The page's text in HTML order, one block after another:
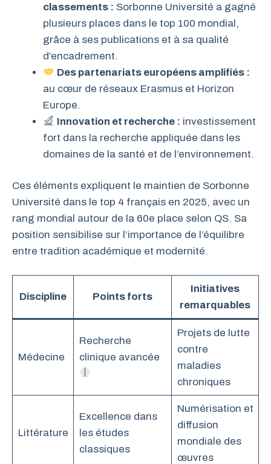
classements : Sorbonne Université a gagné
plusieurs places dans le top 100 mondial,
grâce à ses publications et à sa qualité
d’encadrement.
Des partenariats européens amplifiés :
au cœur de réseaux Erasmus et Horizon
Europe.
Innovation et recherche : investissement
fort dans la recherche appliquée dans les
domaines de la santé et de l’environnement.
Ces éléments expliquent le maintien de Sorbonne
Université dans le top 4 français en 2025, avec un
rang mondial autour de la 60e place selon QS. Sa
position sensibilise sur l’importance de l’équilibre
entre tradition académique et modernité.
Discipline Points forts
Initiatives
remarquables
Médecine
Recherche
clinique avancée
Projets de lutte
contre
maladies
chroniques
Littérature
Excellence dans
les études
classiques
Numérisation et
diffusion
mondiale des
œuvres